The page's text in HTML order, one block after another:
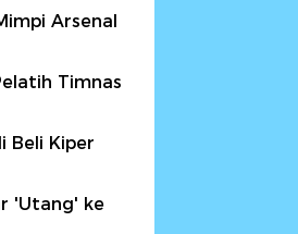
Arsenal
Timnas
Beli Kiper
'Utang' ke